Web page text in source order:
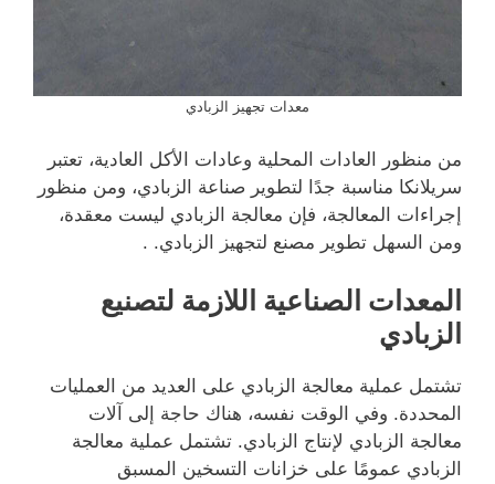
معدات تجهيز الزبادي
من منظور العادات المحلية وعادات الأكل العادية، تعتبر
سريلانكا مناسبة جدًا لتطوير صناعة الزبادي، ومن منظور
إجراءات المعالجة، فإن معالجة الزبادي ليست معقدة،
ومن السهل تطوير مصنع لتجهيز الزبادي. .
المعدات الصناعية اللازمة لتصنيع
الزبادي
تشتمل عملية معالجة الزبادي على العديد من العمليات
المحددة. وفي الوقت نفسه، هناك حاجة إلى آلات
معالجة الزبادي لإنتاج الزبادي. تشتمل عملية معالجة
الزبادي عمومًا على خزانات التسخين المسبق